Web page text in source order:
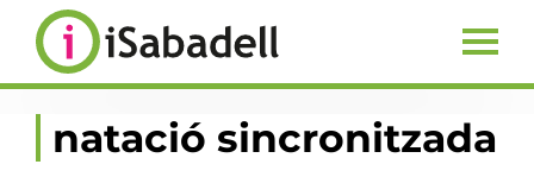
natació sincronitzada